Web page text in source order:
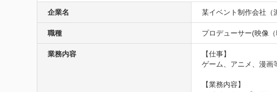
企業名 某イベント制作会社（
職種 プロデューサー(映像
業務内容
【仕事】
ゲーム、アニメ、漫画
【業務内容】